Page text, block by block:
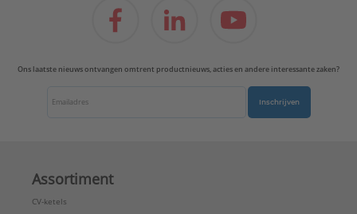
Ons laatste nieuws ontvangen omtrent productnieuws, acties en andere interessante zaken?
Inschrijven
Assortiment
CV-ketels